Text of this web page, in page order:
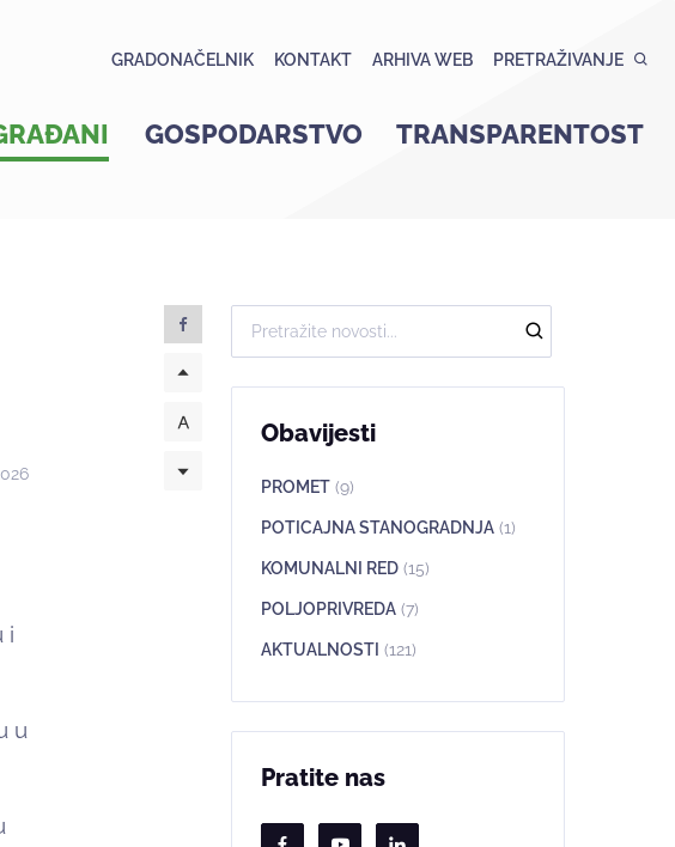
GRADONAČELNIK KONTAKT ARHIVA WEB PRETRAŽIVANJE
GOSPODARSTVO TRANSPARENTOST
i
u
Obavijesti
PROMET (9)
POTICAJNA STANOGRADNJA (1)
KOMUNALNI RED (15)
POLJOPRIVREDA (7)
AKTUALNOSTI (121)
Pratite nas